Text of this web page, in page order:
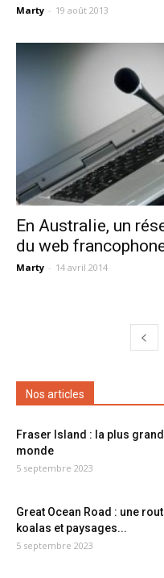
Marty - 19 août 2013
En Australie, un
du web
Marty - 14 avril 2014
Nos articles
Fraser Island : la plus
monde
5 septembre 2023
Great Ocean Road : une
koalas et paysages...
5 septembre 2023